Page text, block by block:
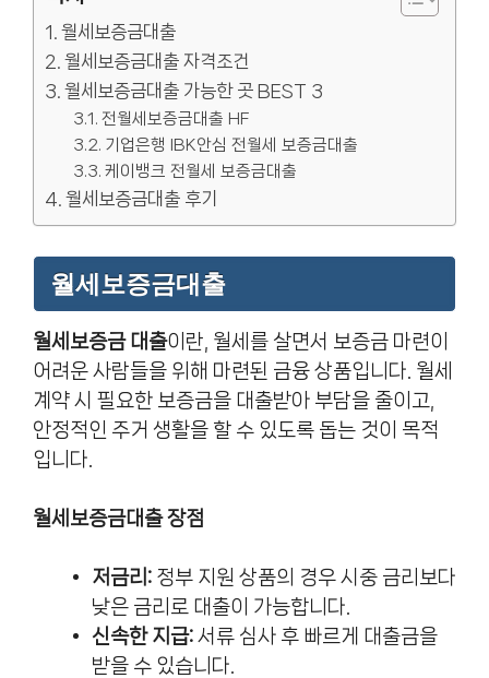
월세보증금대출
월세보증금대출 자격조건
월세보증금대출 가능한 곳 BEST 3
전월세보증금대출 HF
기업은행 IBK안심 전월세 보증금대출
케이뱅크 전월세 보증금대출
월세보증금대출 후기
월세보증금대출
월세보증금 대출이란, 월세를 살면서 보증금 마련이
어려운 사람들을 위해 마련된 금융 상품입니다. 월세
계약 시 필요한 보증금을 대출받아 부담을 줄이고,
안정적인 주거 생활을 할 수 있도록 돕는 것이 목적
입니다.
월세보증금대출 장점
저금리: 정부 지원 상품의 경우 시중 금리보다
낮은 금리로 대출이 가능합니다.
신속한 지급: 서류 심사 후 빠르게 대출금을
받을 수 있습니다.